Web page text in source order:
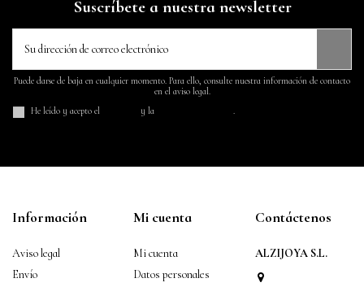
Suscríbete a nuestra newsletter
Puede darse de baja en cualquier momento. Para ello, consulte nuestra información de contacto
en el aviso legal.
He leído y acepto el
y la .
Información
Aviso legal
Envío
Mi cuenta
Mi cuenta
Datos personales
Contáctenos
ALZIJOYA S.L.